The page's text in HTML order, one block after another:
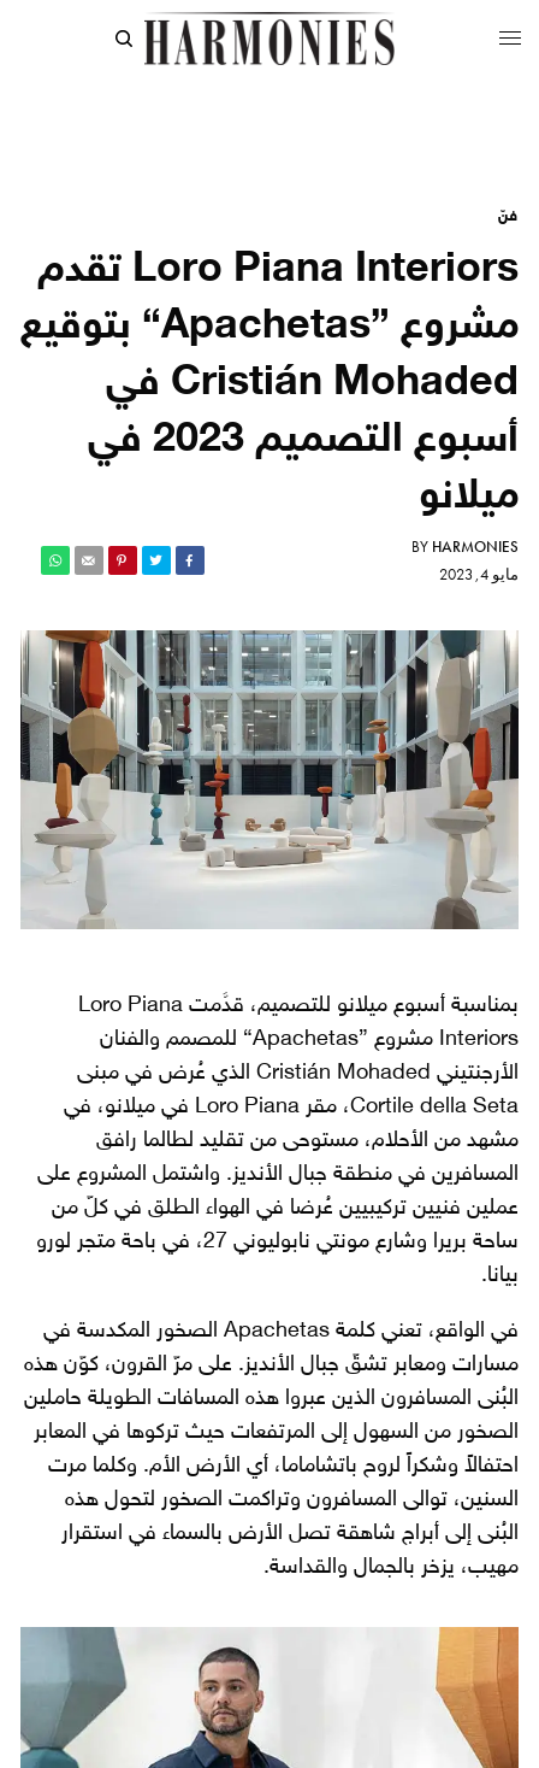
فنّ
Loro Piana Interiors تقدم
مشروع ”Apachetas“ بتوقيع
Cristián Mohaded في
أسبوع التصميم 2023 في
ميلانو
BY HARMONIES
مايو 4, 2023
بمناسبة أسبوع ميلانو للتصميم، قدﱠمت Loro Piana
Interiors مشروع ”Apachetas“ للمصمم والفنان
الأرجنتيني Cristián Mohaded الذي عُرض في مبنى
Cortile della Seta، مقر Loro Piana في ميلانو، في
مشهد من الأحلام، مستوحى من تقليد لطالما رافق
المسافرين في منطقة جبال الأنديز. واشتمل المشروع على
عملين فنيين تركيبيين عُرضا في الهواء الطلق في كلّ من
ساحة بريرا وشارع مونتي نابوليوني 27، في باحة متجر لورو
بيانا.
في الواقع، تعني كلمة Apachetas الصخور المكدسة في
مسارات ومعابر تشقّ جبال الأنديز. على مرّ القرون، كوّن هذه
البُنى المسافرون الذين عبروا هذه المسافات الطويلة حاملين
الصخور من السهول إلى المرتفعات حيث تركوها في المعابر
احتفالاً وشكراً لروح باتشاماما، أي الأرض الأم. وكلما مرت
السنين، توالى المسافرون وتراكمت الصخور لتحول هذه
البُنى إلى أبراج شاهقة تصل الأرض بالسماء في استقرار
مهيب، يزخر بالجمال والقداسة.